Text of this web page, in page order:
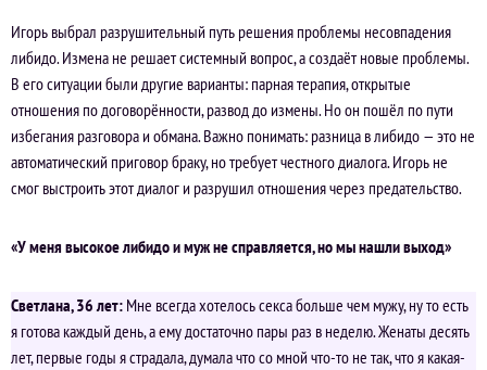
Игорь выбрал разрушительный путь решения проблемы несовпадения
либидо. Измена не решает системный вопрос, а создаёт новые проблемы.
В его ситуации были другие варианты: парная терапия, открытые
отношения по договорённости, развод до измены. Но он пошёл по пути
избегания разговора и обмана. Важно понимать: разница в либидо — это не
автоматический приговор браку, но требует честного диалога. Игорь не
смог выстроить этот диалог и разрушил отношения через предательство.
«У меня высокое либидо и муж не справляется, но мы нашли выход»
Светлана, 36 лет: Мне всегда хотелось секса больше чем мужу, ну то есть
я готова каждый день, а ему достаточно пары раз в неделю. Женаты десять
лет, первые годы я страдала, думала что со мной что-то не так, что я какая-